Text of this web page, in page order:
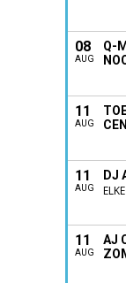
08
AUG
Q-
11
AUG
11
AUG
DJ
11
AUG
AJ